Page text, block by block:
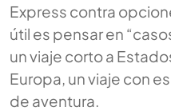
Express contra
útil es pensar en
un viaje corto a
Europa, un viaje con
de aventura.